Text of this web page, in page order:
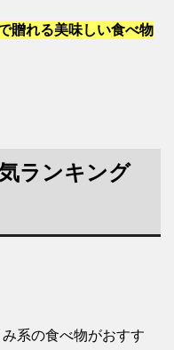
贈れる美味しい食べ物
ランキング
系の食べ物がおすす